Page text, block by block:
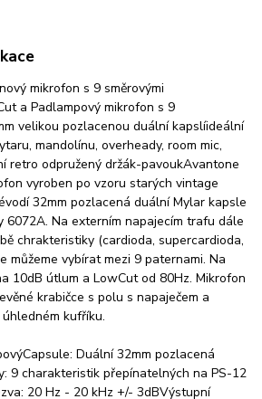
mikrofon s 9 směrovými
a Padlampový mikrofon s 9
velikou pozlacenou duální kapslíideální
mandolínu, overheady, room mic,
retro odpružený držák-pavoukAvantone
vyroben po vzoru starých vintage
32mm pozlacená duální Mylar kapsle
6072A. Na externím napajecím trafu dále
chrakteristiky (cardioda, supercardioda,
můžeme vybírat mezi 9 paternami. Na
10dB útlum a LowCut od 80Hz. Mikrofon
krabičce s polu s napaječem a
kufříku.
Duální 32mm pozlacená
9 charakteristik přepínatelných na PS-12
20 Hz - 20 kHz +/- 3dBVýstupní